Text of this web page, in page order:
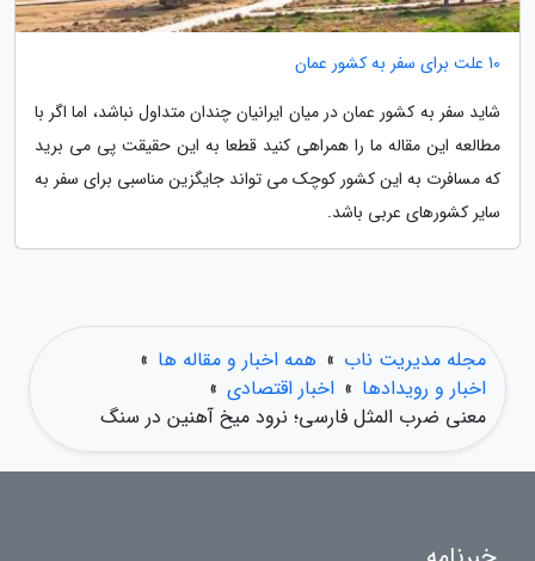
10 علت برای سفر به کشور عمان
شاید سفر به کشور عمان در میان ایرانیان چندان متداول نباشد، اما اگر با
مطالعه این مقاله ما را همراهی کنید قطعا به این حقیقت پی می برید
که مسافرت به این کشور کوچک می تواند جایگزین مناسبی برای سفر به
سایر کشورهای عربی باشد.
مجله مدیریت ناب » همه اخبار و مقاله ها »
اخبار و رویدادها » اخبار اقتصادی »
معنی ضرب المثل فارسی؛ نرود میخ آهنین در سنگ